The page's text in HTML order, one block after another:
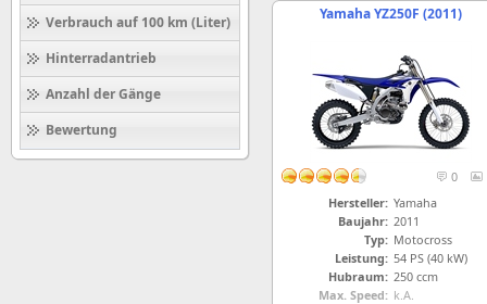
Verbrauch auf 100 km (Liter)
Hinterradantrieb
Anzahl der Gänge
Bewertung
Yamaha YZ250F (2011)
0
Hersteller: Yamaha
Baujahr: 2011
Typ: Motocross
Leistung: 54 PS (40 kW)
Hubraum: 250 ccm
Max. Speed: k.A.